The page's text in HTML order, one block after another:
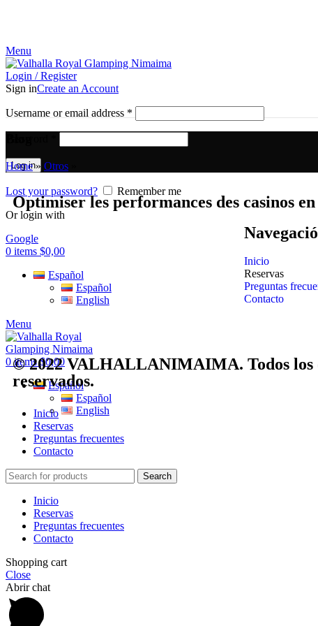
Menu
Login / Register
Sign inCreate an Account
Username or email address *
Log in
Lost your password?
Remember me
Or login with
Google
0 items $0,00
Español
Español
English
Menu
0items $0,00
Español
Español
English
Home» Otros
Optimiser les performances des casinos
Inicio
Reservas
Preguntas
Contacto
© 2022 VALHALLANIMAIMA. Todos los
reservados.
Inicio
Reservas
Preguntas frecuentes
Contacto
Search
Inicio
Reservas
Preguntas frecuentes
Contacto
Shopping cart
Close
Abrir chat